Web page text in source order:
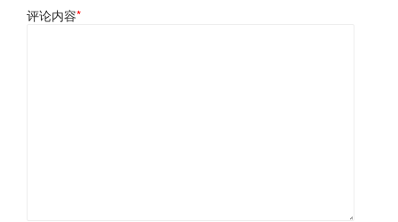
评论内容*